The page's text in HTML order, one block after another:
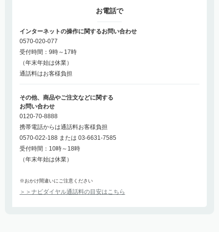
お電話で
インターネットの操作に関するお問い合わせ
0570-020-077
受付時間：9時～17時
（年末年始は休業）
通話料はお客様負担
その他、商品やご注文などに関する
お問い合わせ
0120-70-8888
携帯電話からは通話料お客様負担
0570-022-188 または 03-6631-7585
受付時間：10時～18時
（年末年始は休業）
※おかけ間違いにご注意ください
＞＞ナビダイヤル通話料の目安はこちら